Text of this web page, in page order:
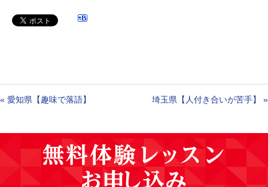
« 愛知県【趣味で落語】 埼玉県【人付き合いが苦手】 »